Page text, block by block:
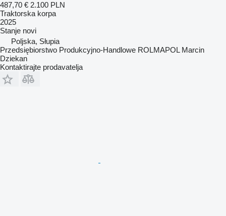
487,70 € 2.100 PLN
Traktorska korpa
2025
Stanje novi
Poljska, Słupia
Przedsiębiorstwo Produkcyjno-Handlowe ROLMAPOL Marcin
Dziekan
Kontaktirajte prodavatelja